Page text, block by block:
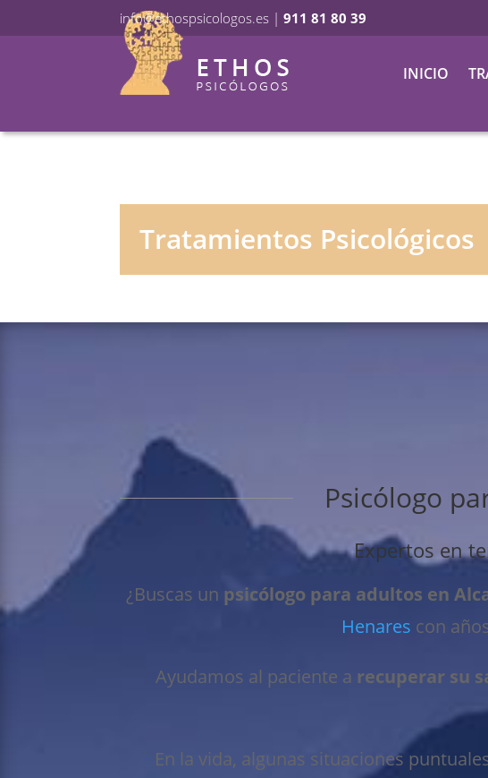
info@ethospsicologos.es |911 81 80 39
INICIO
Tratamientos Psicológicos
Psicólogo
Expertos en
¿Buscas un psicólogo para adultos en
Henares con
Ayudamos al paciente a recuperar su
En la vida, algunas situaciones